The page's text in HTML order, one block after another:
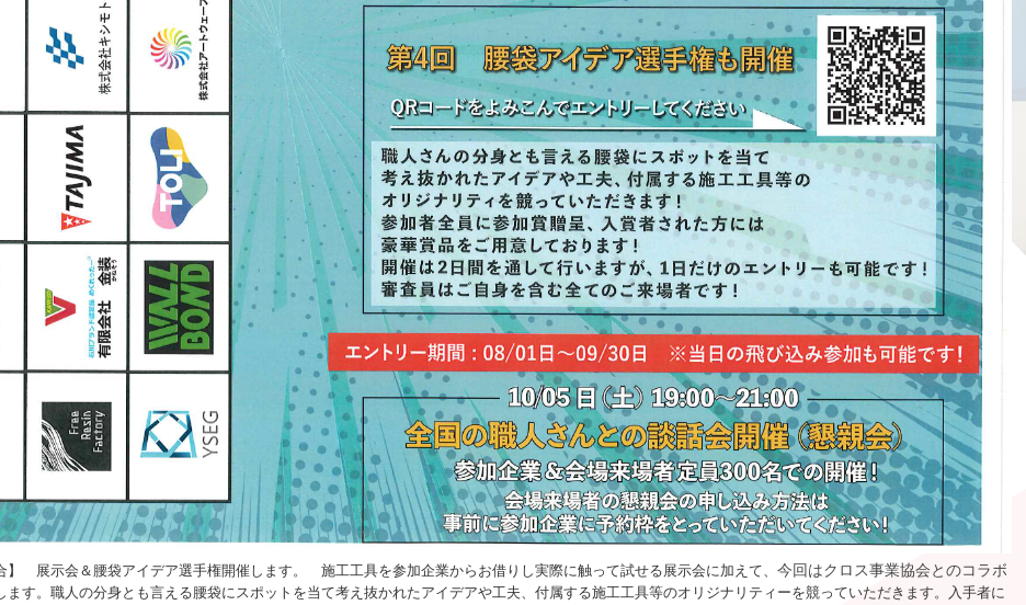
】 展示会＆腰袋アイデア選手権開催します。 施工工具を参加企業からお借りし実際に触って試せる展示会に加えて、今回はクロス事業協会とのコラボ
ます。職人の分身とも言える腰袋にスポットを当て考え抜かれたアイデアや工夫、付属する施工工具等のオリジナリティーを競っていただきます。入手者に